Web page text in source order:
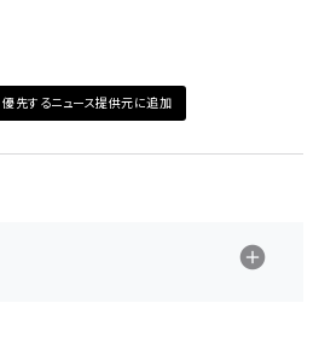
優先するニュース提供元に追加